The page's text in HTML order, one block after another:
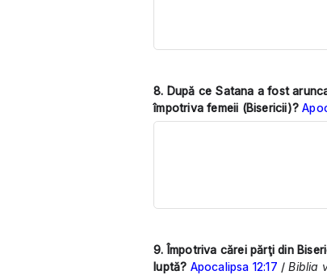
8. După ce Satana a fost
împotriva femeii (Bisericii)?
9. Împotriva cărei părţi din
luptă? Apocalipsa 12:17 / Biblia